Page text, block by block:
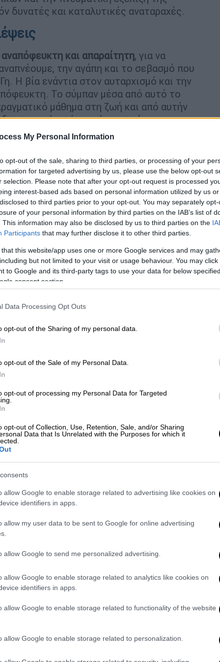
My Personal Information
opt-out of the sale, sharing to third parties, or processing of your
for targeted advertising by us, please use the below opt-out
selection. Please note that after your opt-out request is processed
interest-based ads based on personal information utilized by us
to third parties prior to your opt-out. You may separately
of your personal information by third parties on the IAB’s list of
This information may also be disclosed by us to third parties on the
Participants that may further disclose it to other third parties.
that this website/app uses one or more Google services and may
but not limited to your visit or usage behaviour. You may
to Google and its third-party tags to use your data for below
consent section.
Data Processing Opt Outs
opt-out of the Sharing of my personal data.
opt-out of the Sale of my Personal Data.
opt-out of processing my Personal Data for Targeted
opt-out of Collection, Use, Retention, Sale, and/or Sharing
Data that Is Unrelated with the Purposes for which it
allow Google to enable storage related to advertising like cookies on
identifiers in apps.
allow my user data to be sent to Google for online advertising
allow Google to send me personalized advertising.
allow Google to enable storage related to analytics like cookies on
identifiers in apps.
allow Google to enable storage related to functionality of the website
allow Google to enable storage related to personalization.
δυνατές και καταλυτικές αναταραχές.
αναπόφευκτη και απαραίτητη, για να
την αγάπη και το σεβασμό που
Η βία ενάντια στον αυταρχισμό και την
Το σύμπαν μέσα από αυτό το
μάθημα στη ζωή και από αυτήν
ένα ρεύμα ικανό να
μας και τη νομιμότητα.
και πολιτικές αλλαγές
διακυβεύεται. Απομένει να δούμε
αλλαγή η οποία αποτελεί μια
στο φως.
για όλα ταζώδια από τηΣμάρω
σκοπό, καθώς ο Πλούτωνας στο δέκατο
σημαντική καμπή στην πορεία της
άκρως εκρηκτικός, παίζει επικίνδυνα
την καριέρα σας και
status quo. Θα χρησιμοποιήσετε
για να έχετε επαγγελματική αναγνώριση
σας. Ίσως και να κάνετε μια
όπου ανήκετε, πάνω απ’ όλα θέλετε να
έως 28 Ιουλίου:Επιβραδύνετε και
να κινείται για λίγο στον πνευματικό
πνευματική ανάπτυξη, θα πρέπει να
για να απελευθερωθείτε από το ψυχικό
δάκρυα, τελικά θα καταφέρετε να
και εμφανίζεται η λάμψη σας από μέσα
τομέα του χάρτη σας, θα μάθετε
και τους ανθρώπους όπως είναι!
από 18 Δεκεμβρίου έως 29
της ομορφιάς και της γοητείας, η
οίκο σας, της επαγγελματικής σας
έναν παλιό συνεργάτη ή συνάδελφο
δημιουργείτε περισσότερες ευκαιρίες
σας.
σας; Με τον Ουρανό στον πρώτο οίκο σας,
πρωτοποριακοί και καινοτόμοι, άκρως
μπορεί να ανατρέψετε τα
σας, θα θεωρηθείτε